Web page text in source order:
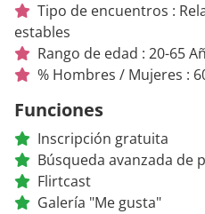
Tipo de encuentros :
estables
Rango de edad : 20-65
% Hombres / Mujeres :
Funciones
Inscripción gratuita
Búsqueda avanzada de
Flirtcast
Galería "Me gusta"